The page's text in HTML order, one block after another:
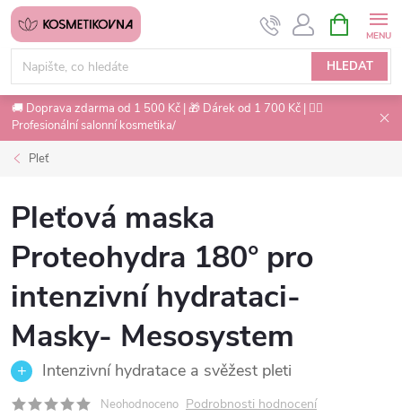
Přejít
obsah
HLEDAT
NÁKUPNÍ
KOŠÍK
🚚 Doprava zdarma od 1 500 Kč | 🎁 Dárek od 1 700 Kč | 💇‍♀️
Profesionální salonní kosmetika/
Pleť
Pleťová maska
Proteohydra 180° pro
intenzivní hydrataci-
Masky- Mesosystem
Intenzivní hydratace a svěžest pleti
Neohodnoceno Podrobnosti hodnocení